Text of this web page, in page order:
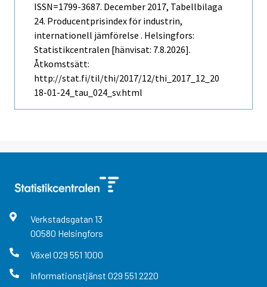
ISSN=1799-3687. December 2017, Tabellbilaga
24. Producentprisindex för industrin,
internationell jämförelse . Helsingfors:
Statistikcentralen [hänvisat: 7.8.2026].
Åtkomstsätt:
http://stat.fi/til/thi/2017/12/thi_2017_12_20
18-01-24_tau_024_sv.html
Verkstadsgatan 13
00580 Helsingfors
Växel 029 551 1000
Informationstjänst 029 551 2220